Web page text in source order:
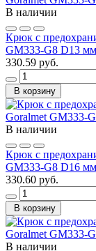
В наличии
Крюк с
GM333-G8 D13
330.59 руб.
В корзину
В наличии
Крюк с
GM333-G8 D16
330.60 руб.
В корзину
В наличии